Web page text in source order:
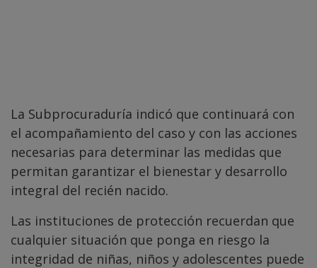
La Subprocuraduría indicó que continuará con
el acompañamiento del caso y con las acciones
necesarias para determinar las medidas que
permitan garantizar el bienestar y desarrollo
integral del recién nacido.
Las instituciones de protección recuerdan que
cualquier situación que ponga en riesgo la
integridad de niñas, niños y adolescentes puede